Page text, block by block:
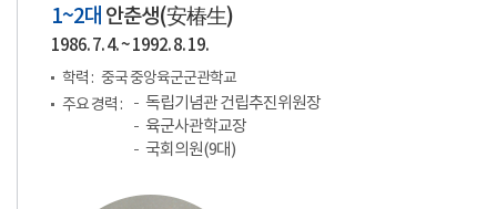
1~2대 안춘생(安椿生)
1986. 7. 4. ~ 1992. 8. 19.
학력 : 중국 중앙육군군관학교
주요 경력 :
독립기념관 건립추진위원장
육군사관학교장
국회의원(9대)